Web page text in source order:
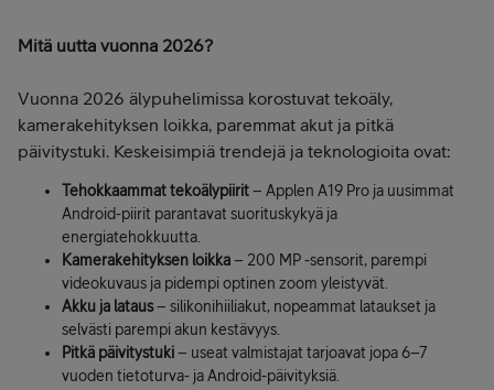
Mitä uutta vuonna 2026?
Vuonna 2026 älypuhelimissa korostuvat tekoäly,
kamerakehityksen loikka, paremmat akut ja pitkä
päivitystuki. Keskeisimpiä trendejä ja teknologioita ovat:
Tehokkaammat tekoälypiirit– Applen A19 Pro ja uusimmat
Android-piirit parantavat suorituskykyä ja
energiatehokkuutta.
Kamerakehityksen loikka– 200 MP -sensorit, parempi
videokuvaus ja pidempi optinen zoom yleistyvät.
Akku ja lataus– silikonihiiliakut, nopeammat lataukset ja
selvästi parempi akun kestävyys.
Pitkä päivitystuki– useat valmistajat tarjoavat jopa 6–7
vuoden tietoturva- ja Android-päivityksiä.